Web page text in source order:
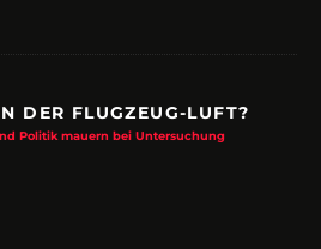
DER FLUGZEUG-LUFT?
Politik mauern bei Untersuchung